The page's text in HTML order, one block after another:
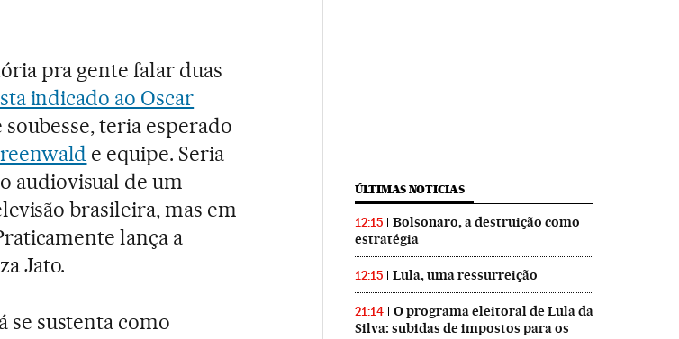
pra gente falar duas
indicado ao Oscar
teria esperado
e equipe. Seria
audiovisual de um
brasileira, mas em
lança a
Jato.
se sustenta como
ÚLTIMAS NOTICIAS
12:15
Bolsonaro, a destruição como
estratégia
12:15 Lula, uma ressurreição
21:14
O programa eleitoral de Lula da
Silva: subidas de impostos para os